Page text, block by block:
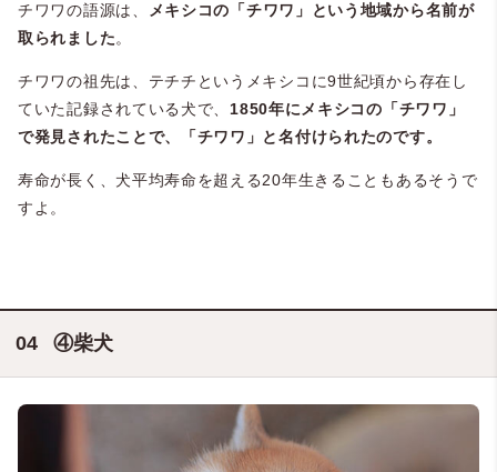
チワワの語源は、 メキシコの「チワワ」という地域から名前が
取られました。
チワワの祖先は、テチチというメキシコに9世紀頃から存在し
ていた記録されている犬で、1850年にメキシコの「チワワ」
で発見されたことで、「チワワ」と名付けられたのです。
寿命が長く、犬平均寿命を超える20年生きることもあるそうで
すよ。
④柴犬